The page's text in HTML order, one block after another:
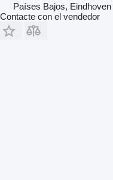
Países Bajos, Eindhoven
Contacte con el vendedor